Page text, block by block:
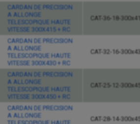
CARDAN DE PRECISION
A ALLONGE
TELESCOPIQUE HAUTE
VITESSE 300X415 + RC
CAT-36-18-
CARDAN DE PRECISION
A ALLONGE
TELESCOPIQUE HAUTE
VITESSE 300X430 + RC
CAT-32-16-
CARDAN DE PRECISION
A ALLONGE
TELESCOPIQUE HAUTE
VITESSE 300X450 + RC
CAT-25-12-
CARDAN DE PRECISION
A ALLONGE
CAT-28-14-